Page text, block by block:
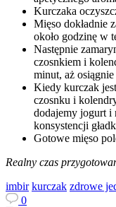
Kurczaka
Mięso dokładnie
około godzinę w
Następnie
czosnkiem i
minut, aż
Kiedy kurczak
czosnku i
dodajemy jogurt i
konsystencji
Gotowe mięso
Realny czas
imbir kurczak zdrowe
0